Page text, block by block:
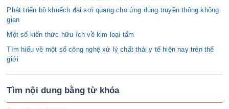
Phát triển bộ khuếch đại sợi quang cho ứng dụng truyền thông không
gian
Một số kiến thức hữu ích về kim loại tấm
Tìm hiểu về một số công nghệ xử lý chất thải y tế hiện nay trên thế
giới
Tìm nội dung bằng từ khóa